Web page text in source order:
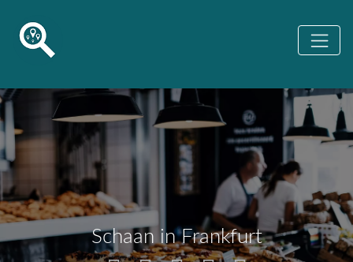
Schaan in Frankfurt